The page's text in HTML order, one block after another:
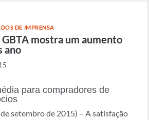
DE IMPRENSA
GBTA mostra um aumento
ano
para compradores de
setembro de 2015) – A satisfação